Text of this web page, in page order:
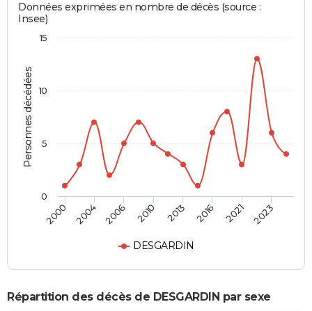
Personnes décédées
Données exprimées en nombre de décès (source :
Insee)
DESGARDIN
2000 2004 2006 2010 2013 2016 2021 2023
0
5
10
15
Répartition des décès de DESGARDIN par sexe